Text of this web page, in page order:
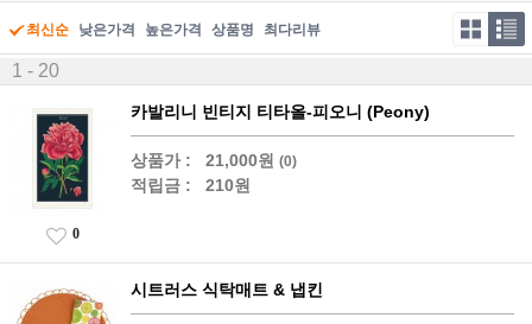
최신순 낮은가격 높은가격 상품명 최다리뷰
1 - 20
카발리니 빈티지 티타올-피오니 (Peony)
상품가 : 21,000원 (0)
적립금 : 210원
0
시트러스 식탁매트 & 냅킨